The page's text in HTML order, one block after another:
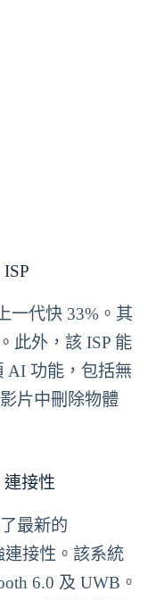
一代快 33%。其
此外，該 ISP 能
AI 功能，包括無
片中刪除物體
連接性
最新的
連接性。該系統
6.0 及 UWB。